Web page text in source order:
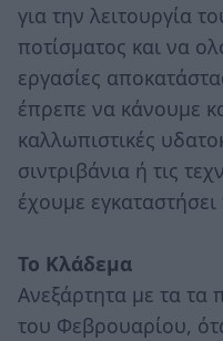
για την λειτουργία
ποτίσματος και να
εργασίες
έπρεπε να κάνουμε
καλλωπιστικές
σιντριβάνια ή τις
έχουμε
Το Κλάδεμα
Ανεξάρτητα με τα
του Φεβρουαρίου,